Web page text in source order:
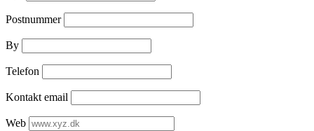
Postnummer
By
Telefon
Kontakt email
Web